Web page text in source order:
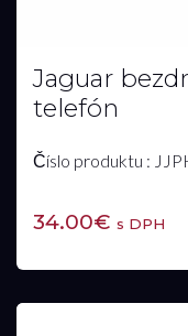
Jaguar
telefón
Číslo produktu :
34.00€ s DPH